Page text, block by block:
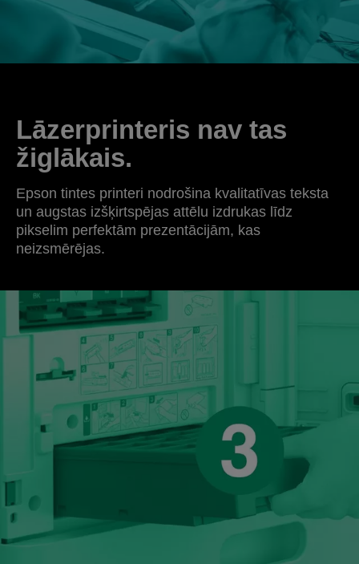
Lāzerprinteris nav tas
žiglākais.
Epson tintes printeri nodrošina kvalitatīvas teksta
un augstas izšķirtspējas attēlu izdrukas līdz
pikselim perfektām prezentācijām, kas
neizsmērējas.